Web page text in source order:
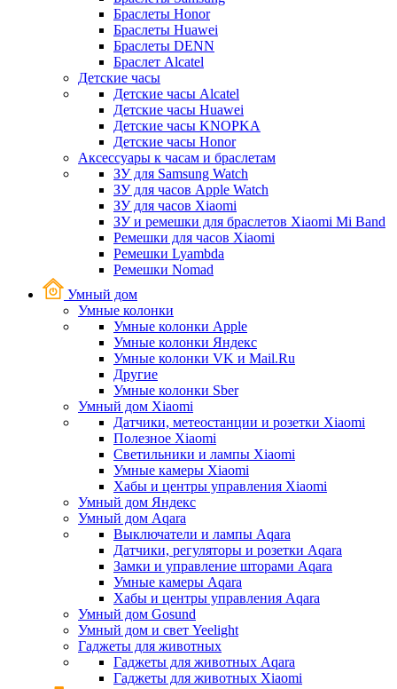
Браслеты Honor
Браслеты Huawei
Браслеты DENN
Браслет Alcatel
Детские часы
Детские часы Alcatel
Детские часы Huawei
Детские часы KNOPKA
Детские часы Honor
Аксессуары к часам и браслетам
ЗУ для Samsung Watch
ЗУ для часов Apple Watch
ЗУ для часов Xiaomi
ЗУ и ремешки для браслетов Xiaomi Mi Band
Ремешки для часов Xiaomi
Ремешки Lyambda
Ремешки Nomad
Умный дом
Умные колонки
Умные колонки Apple
Умные колонки Яндекс
Умные колонки VK и Mail.Ru
Другие
Умные колонки Sber
Умный дом Xiaomi
Датчики, метеостанции и розетки Xiaomi
Полезное Xiaomi
Светильники и лампы Xiaomi
Умные камеры Xiaomi
Хабы и центры управления Xiaomi
Умный дом Яндекс
Умный дом Aqara
Выключатели и лампы Aqara
Датчики, регуляторы и розетки Aqara
Замки и управление шторами Aqara
Умные камеры Aqara
Хабы и центры управления Aqara
Умный дом Gosund
Умный дом и свет Yeelight
Гаджеты для животных
Гаджеты для животных Aqara
Гаджеты для животных Xiaomi